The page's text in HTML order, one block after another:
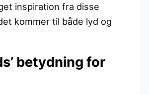
inspiration fra disse
kommer til både lyd og
betydning for